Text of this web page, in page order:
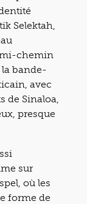
Selektah,
mi-chemin
la bande-
avec
de Sinaloa,
presque
sur
où les
forme de